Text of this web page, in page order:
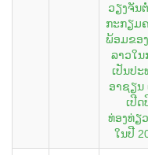
ວຽງຈັນ
ກະກຽມ
ພ້ອມຂອ
ລາວໃນ
ເປັນປະ
ອາຊຽນ
ເປີດ
ທ່ອງທ່ຽ
ໃນປີ